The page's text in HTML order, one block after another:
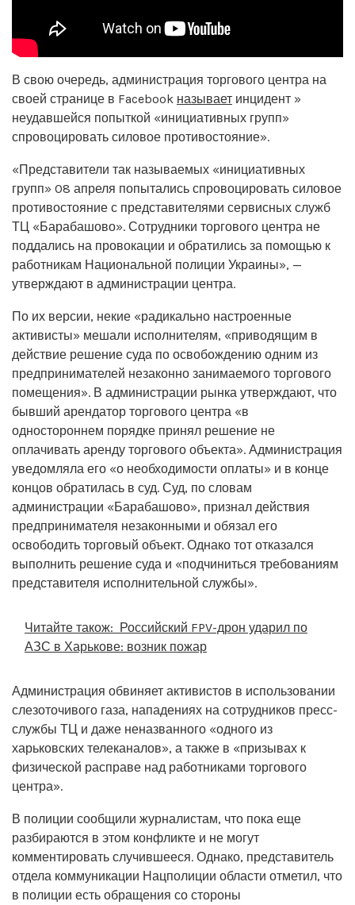
В свою очередь, администрация торгового центра на
своей странице в Facebook называет инцидент »
неудавшейся попыткой «инициативных групп»
спровоцировать силовое противостояние».
«Представители так называемых «инициативных
групп» 08 апреля попытались спровоцировать силовое
противостояние с представителями сервисных служб
ТЦ «Барабашово». Сотрудники торгового центра не
поддались на провокации и обратились за помощью к
работникам Национальной полиции Украины», —
утверждают в администрации центра.
По их версии, некие «радикально настроенные
активисты» мешали исполнителям, «приводящим в
действие решение суда по освобождению одним из
предпринимателей незаконно занимаемого торгового
помещения». В администрации рынка утверждают, что
бывший арендатор торгового центра «в
одностороннем порядке принял решение не
оплачивать аренду торгового объекта». Администрация
уведомляла его «о необходимости оплаты» и в конце
концов обратилась в суд. Суд, по словам
администрации «Барабашово», признал действия
предпринимателя незаконными и обязал его
освободить торговый объект. Однако тот отказался
выполнить решение суда и «подчиниться требованиям
представителя исполнительной службы».
Читайте також: Российский FPV-дрон ударил по
АЗС в Харькове: возник пожар
Администрация обвиняет активистов в использовании
слезоточивого газа, нападениях на сотрудников пресс-
службы ТЦ и даже неназванного «одного из
харьковских телеканалов», а также в «призывах к
физической расправе над работниками торгового
центра».
В полиции сообщили журналистам, что пока еще
разбираются в этом конфликте и не могут
комментировать случившееся. Однако, представитель
отдела коммуникации Нацполиции области отметил, что
в полиции есть обращения со стороны